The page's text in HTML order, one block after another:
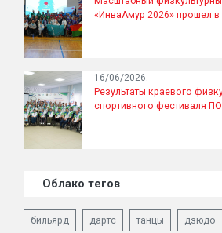
«ИнваАмур 2026» прошел
16/06/2026.
Результаты краевого
спортивного фестиваля
Облако тегов
бильярд дартс танцы дзюдо